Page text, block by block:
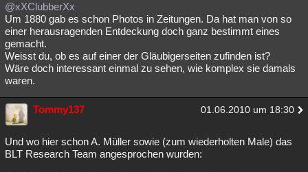
@xXClubberXx
Um 1880 gab es schon Photos in Zeitungen. Da hat man von so
einer herausragenden Entdeckung doch ganz bestimmt eines
gemacht.
Weisst du, ob es auf einer der Gläubigerseiten zufinden ist?
Wäre doch interessant einmal zu sehen, wie komplex sie damals
waren.
Tommy137 01.06.2010 um 18:30
Und wo hier schon A. Müller sowie (zum wiederholten Male) das
BLT Research Team angesprochen wurden: